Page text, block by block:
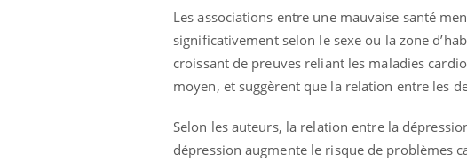
Les associations entre une mauvaise santé
significativement selon le sexe ou la zone
croissant de preuves reliant les maladies
moyen, et suggèrent que la relation entre les
Selon les auteurs, la relation entre la
dépression augmente le risque de problèmes